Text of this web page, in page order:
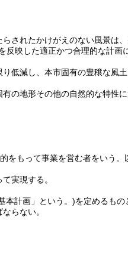
されたかけがえのない風景は
映した適正かつ合理的な計画
低減し、本市固有の豊穣な風
の地形その他の自然的な特性
をもって事業を営む者をいう。
実現する。
本計画」という。)を定めるもの
らない。